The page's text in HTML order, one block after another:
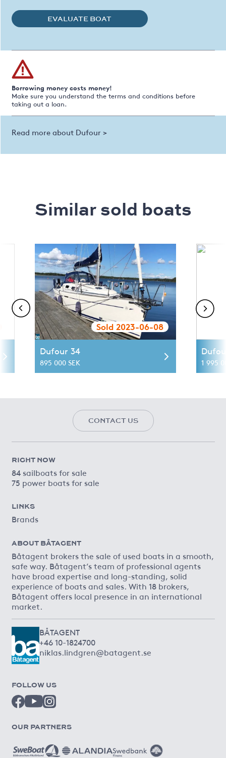
EVALUATE BOAT
Borrowing money costs money!
Make sure you understand the terms and conditions before
taking out a loan.
Read more about Dufour >
Similar sold boats
Sold 2023-06-08
Dufour 34
895 000 SEK 1 995
CONTACT US
RIGHT NOW
84 sailboats for sale
75 power boats for sale
LINKS
Brands
ABOUT BÅTAGENT
Båtagent brokers the sale of used boats in a smooth,
safe way. Båtagent’s team of professional agents
have broad expertise and long-standing, solid
experience of boats and sales. With 18 brokers,
Båtagent offers local presence in an international
market.
BÅTAGENT
+46 10-1824700
niklas.lindgren@batagent.se
FOLLOW US
OUR PARTNERS